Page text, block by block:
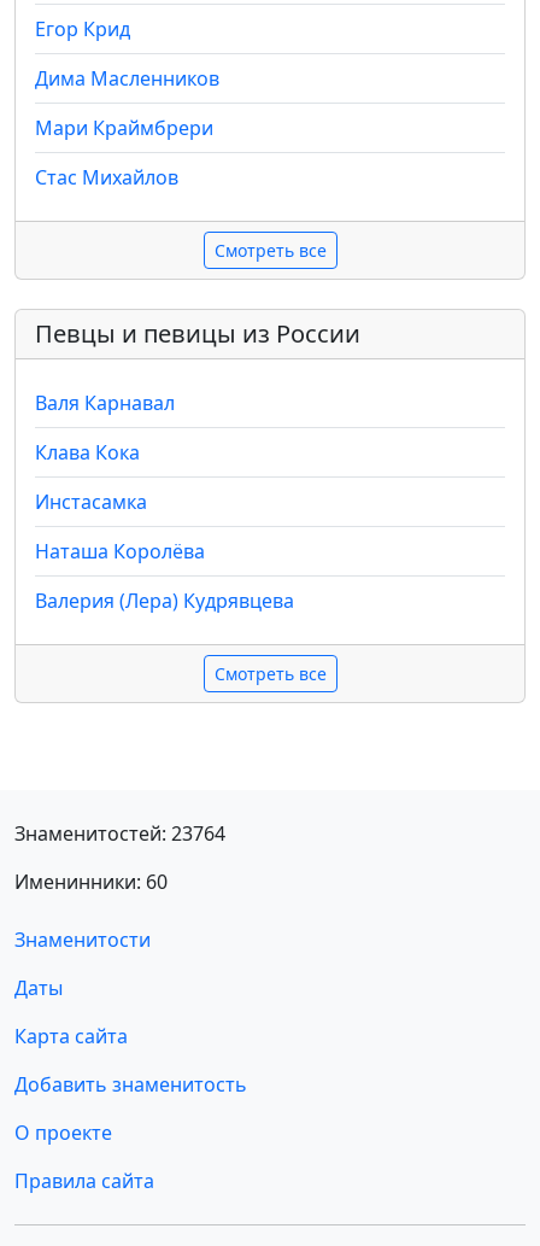
Егор Крид
Дима Масленников
Мари Краймбрери
Стас Михайлов
Смотреть все
Певцы и певицы из России
Валя Карнавал
Клава Кока
Инстасамка
Наташа Королёва
Валерия (Лера) Кудрявцева
Смотреть все
Знаменитостей: 23764
Именинники: 60
Знаменитости
Даты
Карта сайта
Добавить знаменитость
О проекте
Правила сайта